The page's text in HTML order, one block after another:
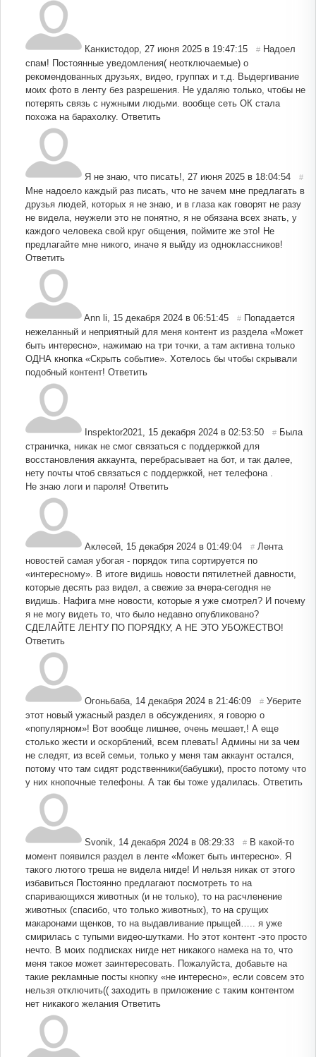
Канкистодор 27 июня 2025 в 19:47:15 # Надоел
спам! Постоянные уведомления( неотключаемые) о
рекомендованных друзьях, видео, группах и т.д. Выдергивание
моих фото в ленту без разрешения. Не удаляю только, чтобы не
потерять связь с нужными людьми. вообще сеть ОК стала
похожа на барахолку. Ответить
Я не знаю, что писать! 27 июня 2025 в 18:04:54 #
Мне надоело каждый раз писать, что не зачем мне предлагать в
друзья людей, которых я не знаю, и в глаза как говорят не разу
не видела, неужели это не понятно, я не обязана всех знать, у
каждого человека свой круг общения, поймите же это! Не
предлагайте мне никого, иначе я выйду из одноклассников!
Ответить
Ann li 15 декабря 2024 в 06:51:45 # Попадается
нежеланный и неприятный для меня контент из раздела «Может
быть интересно», нажимаю на три точки, а там активна только
ОДНА кнопка «Скрыть событие». Хотелось бы чтобы скрывали
подобный контент! Ответить
Inspektor2021 15 декабря 2024 в 02:53:50 # Была
страничка, никак не смог связаться с поддержкой для
восстановления аккаунта, перебрасывает на бот, и так далее,
нету почты чтоб связаться с поддержкой, нет телефона .
Не знаю логи и пароля! Ответить
Аклесей 15 декабря 2024 в 01:49:04 # Лента
новостей самая убогая - порядок типа сортируется по
«интересному». В итоге видишь новости пятилетней давности,
которые десять раз видел, а свежие за вчера-сегодня не
видишь. Нафига мне новости, которые я уже смотрел? И почему
я не могу видеть то, что было недавно опубликовано?
СДЕЛАЙТЕ ЛЕНТУ ПО ПОРЯДКУ, А НЕ ЭТО УБОЖЕСТВО!
Ответить
Огоньбаба 14 декабря 2024 в 21:46:09 # Уберите
этот новый ужасный раздел в обсуждениях, я говорю о
«популярном»! Вот вообще лишнее, очень мешает,! А еще
столько жести и оскорблений, всем плевать! Админы ни за чем
не следят, из всей семьи, только у меня там аккаунт остался,
потому что там сидят родственники(бабушки), просто потому что
у них кнопочные телефоны. А так бы тоже удалилась. Ответить
Svonik 14 декабря 2024 в 08:29:33 # В какой-то
момент появился раздел в ленте «Может быть интересно». Я
такого лютого треша не видела нигде! И нельзя никак от этого
избавиться Постоянно предлагают посмотреть то на
спаривающихся животных (и не только), то на расчленение
животных (спасибо, что только животных), то на срущих
макаронами щенков, то на выдавливание прыщей….. я уже
смирилась с тупыми видео-шутками. Но этот контент -это просто
нечто. В моих подписках нигде нет никакого намека на то, что
меня такое может заинтересовать. Пожалуйста, добавьте на
такие рекламные посты кнопку «не интересно», если совсем это
нельзя отключить(( заходить в приложение с таким контентом
нет никакого желания Ответить